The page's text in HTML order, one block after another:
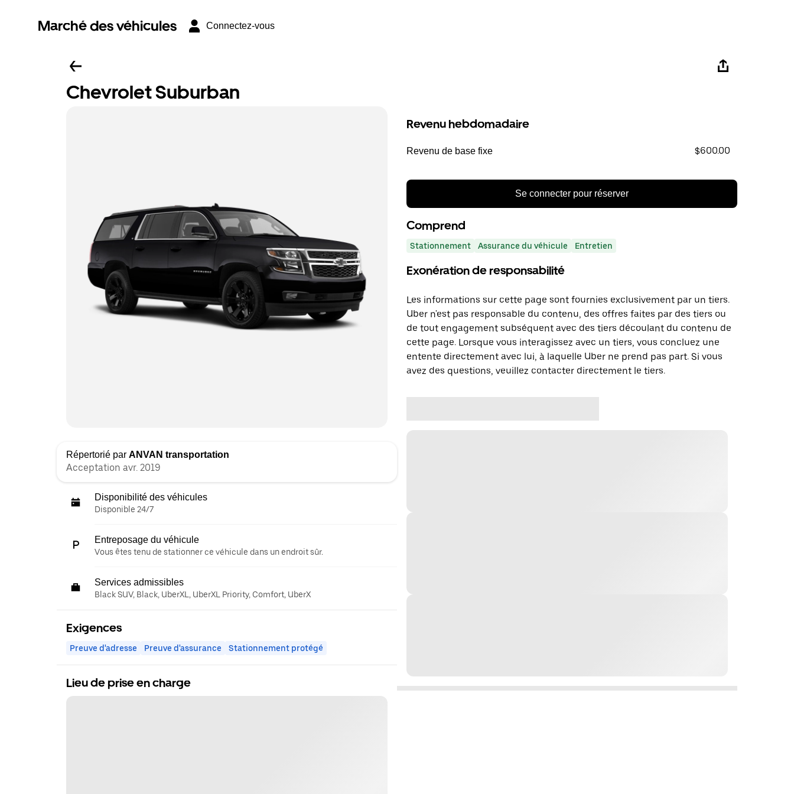
Marché des véhicules Connectez-vous
Chevrolet Suburban
Répertorié par ANVAN transportation
Acceptation avr. 2019
Disponibilité des véhicules
Disponible 24/7
Entreposage du véhicule
Vous êtes tenu de stationner ce véhicule dans un endroit sûr.
Services admissibles
Black SUV, Black, UberXL, UberXL Priority, Comfort, UberX
Exigences
Preuve d'adresse Preuve d'assurance Stationnement protégé
Lieu de prise en charge
Revenu hebdomadaire
Revenu de base fixe $600.00
Se connecter pour réserver
Comprend
Stationnement Assurance du véhicule Entretien
Exonération de responsabilité
Les informations sur cette page sont fournies exclusivement par un tiers.
Uber n'est pas responsable du contenu, des offres faites par des tiers ou
de tout engagement subséquent avec des tiers découlant du contenu de
cette page. Lorsque vous interagissez avec un tiers, vous concluez une
entente directement avec lui, à laquelle Uber ne prend pas part. Si vous
avez des questions, veuillez contacter directement le tiers.